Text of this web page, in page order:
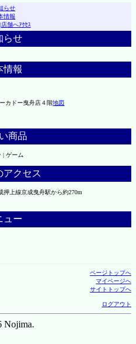
らせ
情報
|店舗へｱｸｾｽ
らせ
情報
カドー曳舟店４階地図
商品
| ゲーム
アクセス
押上線京成曳舟駅から約270m
ュー
ページトップへ
マイページへ
サイトトップへ
ログアウト
Nojima.